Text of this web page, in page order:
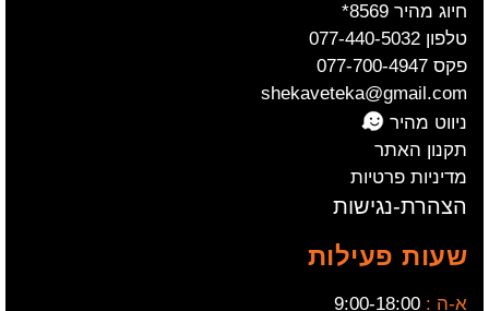
חיוג מהיר 8569*
טלפון 077-440-5032
פקס 077-700-4947
shekaveteka@gmail.com
ניווט מהיר
תקנון האתר
מדיניות פרטיות
הצהרת-נגישות
שעות פעילות
א-ה : 9:00-18:00